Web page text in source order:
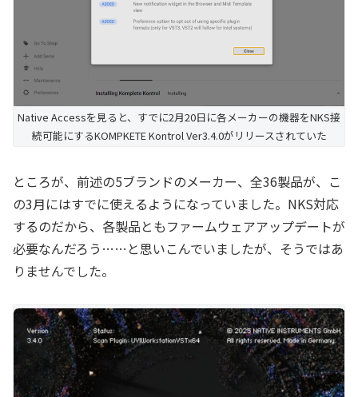
Native Accessを見ると、すでに2月20日に各メーカーの機器をNKS接
続可能にするKOMPKETE Kontrol Ver3.4.0がリリースされていた
ところが、前述の5ブランドのメーカー、全36製品が、こ
の3月にはすでに使えるようになっていました。NKS対応
するのだから、各製品ともファームウェアアップデートが
必要なんだろう……と思いこんでいましたが、そうではあ
りませんでした。